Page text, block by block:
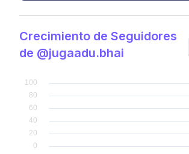
Crecimiento de Seguidores
de @jugaadu.bhai